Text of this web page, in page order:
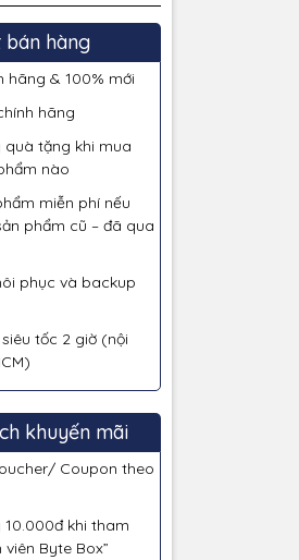
bán hàng
hãng & 100% mới
hãng
quà tặng khi mua
nào
miễn phí nếu
phẩm cũ – đã qua
phục và backup
tốc 2 giờ (nội
khuyến mãi
Coupon theo
khi tham
viên Byte Box”